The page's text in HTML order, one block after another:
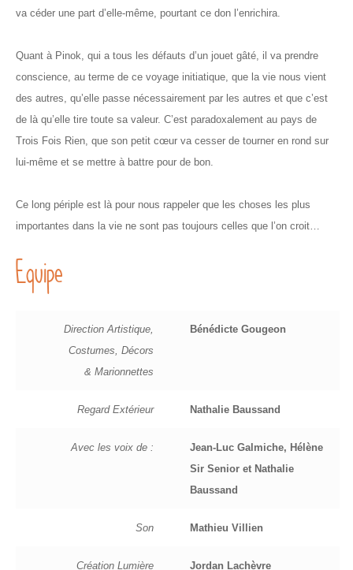
va céder une part d’elle-même, pourtant ce don l’enrichira.
Quant à Pinok, qui a tous les défauts d’un jouet gâté, il va prendre
conscience, au terme de ce voyage initiatique, que la vie nous vient
des autres, qu’elle passe nécessairement par les autres et que c’est
de là qu’elle tire toute sa valeur. C’est paradoxalement au pays de
Trois Fois Rien, que son petit cœur va cesser de tourner en rond sur
lui-même et se mettre à battre pour de bon.
Ce long périple est là pour nous rappeler que les choses les plus
importantes dans la vie ne sont pas toujours celles que l’on croit…
Equipe
Direction Artistique,
Costumes, Décors
& Marionnettes
Bénédicte Gougeon
Regard Extérieur Nathalie Baussand
Avec les voix de :
Jean-Luc Galmiche, Hélène
Sir Senior et Nathalie
Baussand
Son Mathieu Villien
Création Lumière Jordan Lachèvre